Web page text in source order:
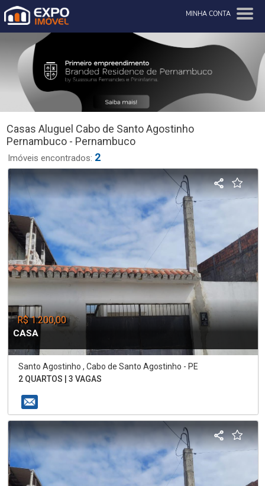
MINHA CONTA
Casas Aluguel Cabo de Santo Agostinho
Pernambuco - Pernambuco
Imóveis encontrados: 2
R$ 1.200,00
CASA
Santo Agostinho , Cabo de Santo Agostinho - PE
2 QUARTOS | 3 VAGAS